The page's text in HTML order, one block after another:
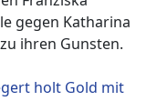
gegen Katharina
ihren Gunsten.
holt Gold mit